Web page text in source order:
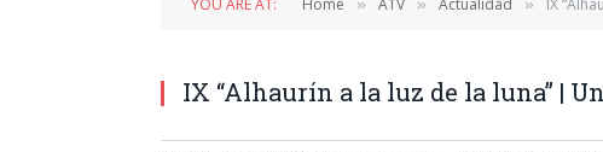
YOU ARE AT: Home » ATV » Actualidad » IX
IX “Alhaurín a la luz de la luna” |